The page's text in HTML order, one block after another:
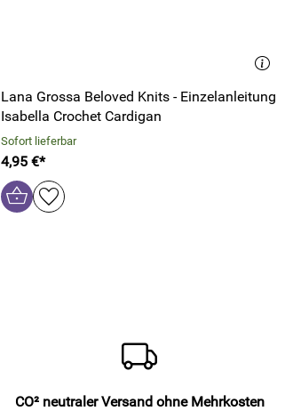
Lana Grossa Beloved Knits - Einzelanleitung
Isabella Crochet Cardigan
Sofort lieferbar
4,95 €*
CO² neutraler Versand ohne Mehrkosten